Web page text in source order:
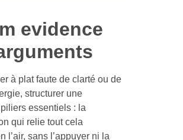
evidence
à plat faute de clarté ou de
structurer une
essentiels : la
qui relie tout cela
sans l’appuyer ni la